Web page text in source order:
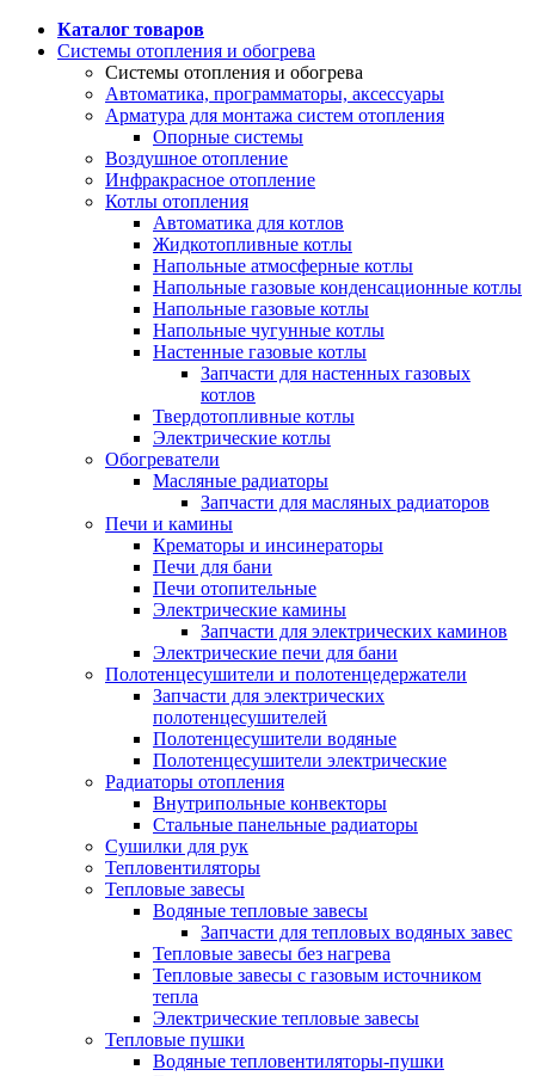
Каталог товаров
Системы отопления и обогрева
Системы отопления и обогрева
Автоматика, программаторы, аксессуары
Арматура для монтажа систем отопления
Опорные системы
Воздушное отопление
Инфракрасное отопление
Котлы отопления
Автоматика для котлов
Жидкотопливные котлы
Напольные атмосферные котлы
Напольные газовые конденсационные котлы
Напольные газовые котлы
Напольные чугунные котлы
Настенные газовые котлы
Запчасти для настенных газовых
котлов
Твердотопливные котлы
Электрические котлы
Обогреватели
Масляные радиаторы
Запчасти для масляных радиаторов
Печи и камины
Крематоры и инсинераторы
Печи для бани
Печи отопительные
Электрические камины
Запчасти для электрических каминов
Электрические печи для бани
Полотенцесушители и полотенцедержатели
Запчасти для электрических
полотенцесушителей
Полотенцесушители водяные
Полотенцесушители электрические
Радиаторы отопления
Внутрипольные конвекторы
Стальные панельные радиаторы
Сушилки для рук
Тепловентиляторы
Тепловые завесы
Водяные тепловые завесы
Запчасти для тепловых водяных завес
Тепловые завесы без нагрева
Тепловые завесы с газовым источником
тепла
Электрические тепловые завесы
Тепловые пушки
Водяные тепловентиляторы-пушки